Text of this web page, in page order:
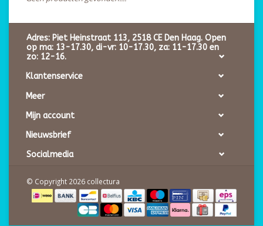
Adres: Piet Heinstraat 113, 2518 CE Den Haag. Open
op ma: 13-17.30, di-vr: 10-17.30, za: 11-17.30 en
zo: 12-16.
Klantenservice
Meer
Mijn account
Nieuwsbrief
Socialmedia
© Copyright 2026 collectura